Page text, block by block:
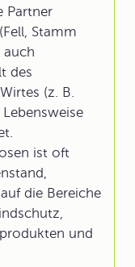
Partner
Stamm
auch
des
(z. B.
ist oft
die Bereiche
und